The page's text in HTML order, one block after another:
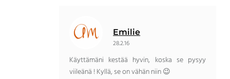
Emilie
28.2.16
Käyttämäni kestää hyvin, koska se pysyy
viileänä ! Kyllä, se on vähän niin 😉